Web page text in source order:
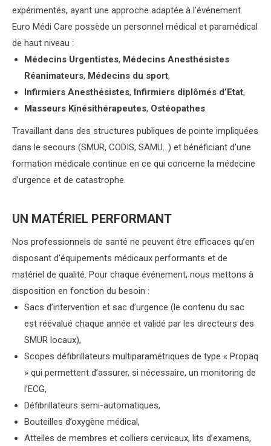
expérimentés, ayant une approche adaptée à l’événement.
Euro Médi Care possède un personnel médical et paramédical
de haut niveau :
Médecins Urgentistes, Médecins Anesthésistes
Réanimateurs, Médecins du sport,
Infirmiers Anesthésistes, Infirmiers diplômés d’Etat,
Masseurs Kinésithérapeutes, Ostéopathes.
Travaillant dans des structures publiques de pointe impliquées
dans le secours (SMUR, CODIS, SAMU…) et bénéficiant d’une
formation médicale continue en ce qui concerne la médecine
d’urgence et de catastrophe.
UN MATÉRIEL PERFORMANT
Nos professionnels de santé ne peuvent être efficaces qu’en
disposant d’équipements médicaux performants et de
matériel de qualité. Pour chaque événement, nous mettons à
disposition en fonction du besoin :
Sacs d’intervention et sac d’urgence (le contenu du sac
est réévalué chaque année et validé par les directeurs des
SMUR locaux),
Scopes défibrillateurs multiparamétriques de type « Propaq
» qui permettent d’assurer, si nécessaire, un monitoring de
l’ECG,
Défibrillateurs semi-automatiques,
Bouteilles d’oxygène médical,
Attelles de membres et colliers cervicaux, lits d’examens,